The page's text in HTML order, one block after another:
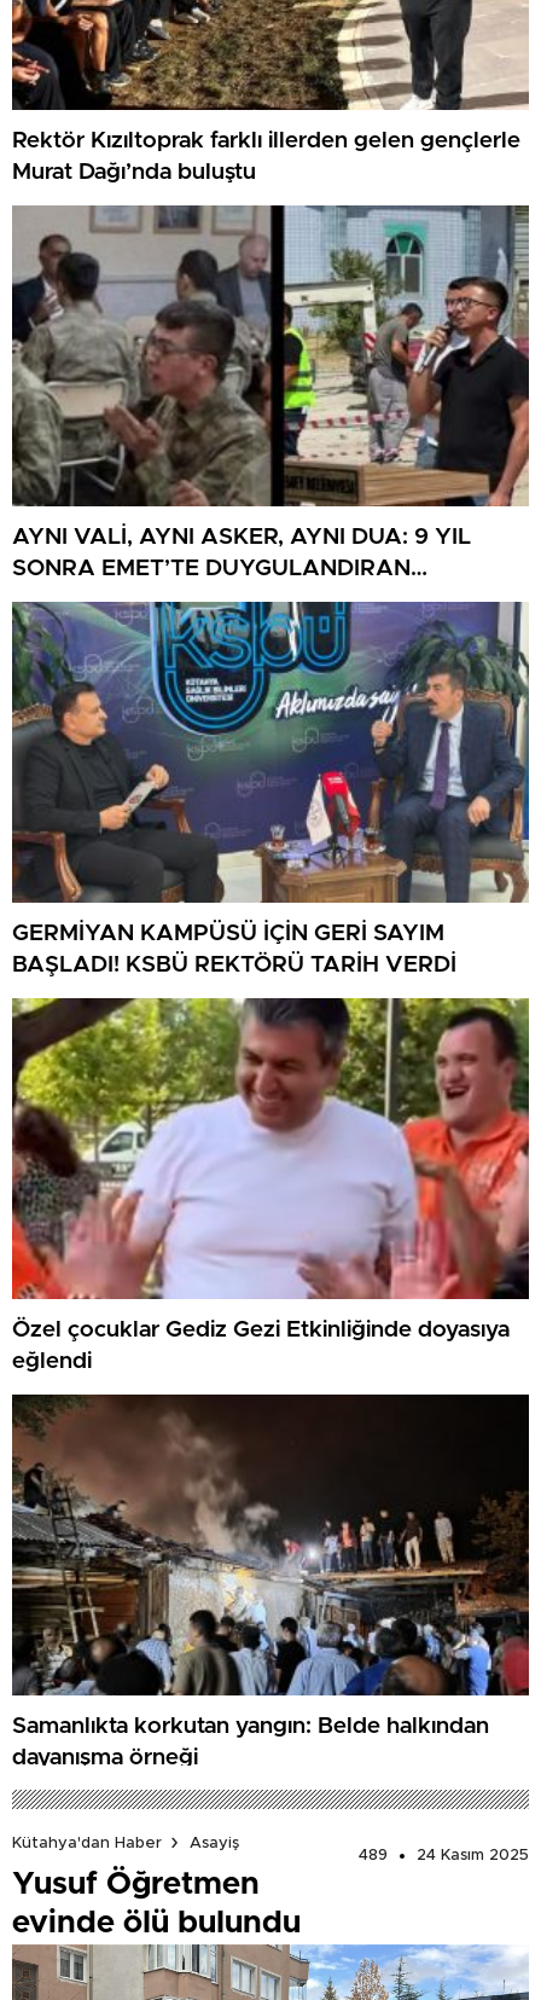
Rektör Kızıltoprak farklı illerden gelen gençlerle
Murat Dağı’nda buluştu
AYNI VALİ, AYNI ASKER, AYNI DUA: 9 YIL
SONRA EMET’TE DUYGULANDIRAN
BULUŞMA
GERMİYAN KAMPÜSÜ İÇİN GERİ SAYIM
BAŞLADI! KSBÜ REKTÖRÜ TARİH VERDİ
Özel çocuklar Gediz Gezi Etkinliğinde doyasıya
eğlendi
Samanlıkta korkutan yangın: Belde halkından
dayanışma örneği
Kütahya'dan Haber
Asayiş
489
24 Kasım 2025
Yusuf Öğretmen
evinde ölü bulundu